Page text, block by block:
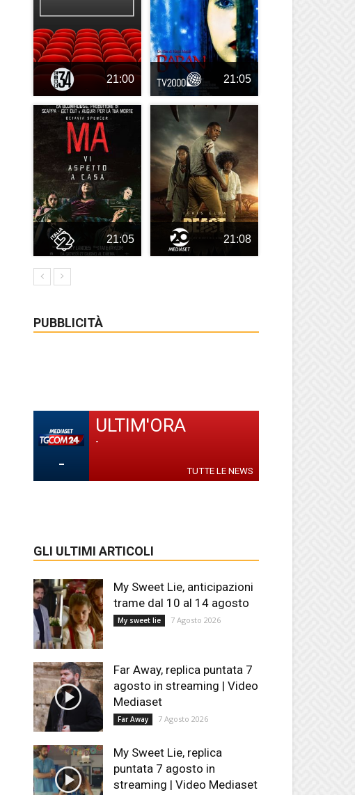
21:00 21:05
21:05 21:08
PUBBLICITÀ
-
ULTIM'ORA
-
TUTTE LE NEWS
GLI ULTIMI ARTICOLI
My Sweet Lie, anticipazioni
trame dal 10 al 14 agosto
My sweet lie 7 Agosto 2026
Far Away, replica puntata 7
agosto in streaming | Video
Mediaset
Far Away 7 Agosto 2026
My Sweet Lie, replica
puntata 7 agosto in
streaming | Video Mediaset